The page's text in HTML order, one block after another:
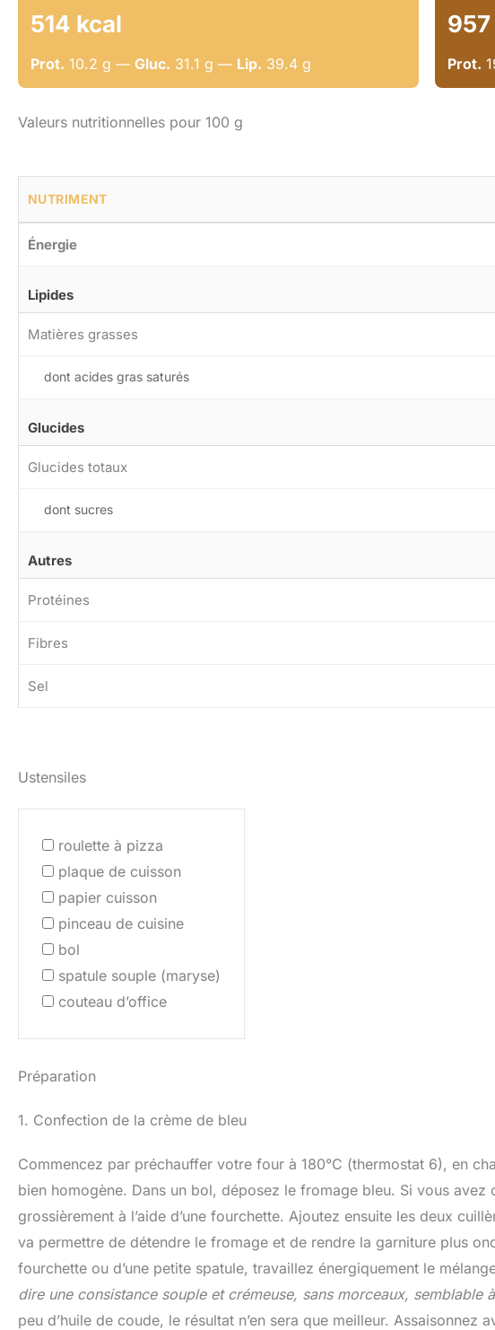
514 kcal
Prot. 10.2 g — Gluc. 31.1 g — Lip. 39.4 g Prot.
Valeurs nutritionnelles pour 100 g
NUTRIMENT
Énergie
Lipides
Matières grasses
dont acides gras saturés
Glucides
Glucides totaux
dont sucres
Autres
Protéines
Fibres
Sel
Ustensiles
roulette à pizza
plaque de cuisson
papier cuisson
pinceau de cuisine
bol
spatule souple (maryse)
couteau d’office
Préparation
1. Confection de la crème de bleu
Commencez par préchauffer votre four à 180°C (thermostat 6), en
bien homogène. Dans un bol, déposez le fromage bleu. Si vous
grossièrement à l’aide d’une fourchette. Ajoutez ensuite les deux
va permettre de détendre le fromage et de rendre la garniture plus
fourchette ou d’une petite spatule, travaillez énergiquement le
dire une consistance souple et crémeuse, sans morceaux, semblable
peu d’huile de coude, le résultat n’en sera que meilleur. Assaisonnez